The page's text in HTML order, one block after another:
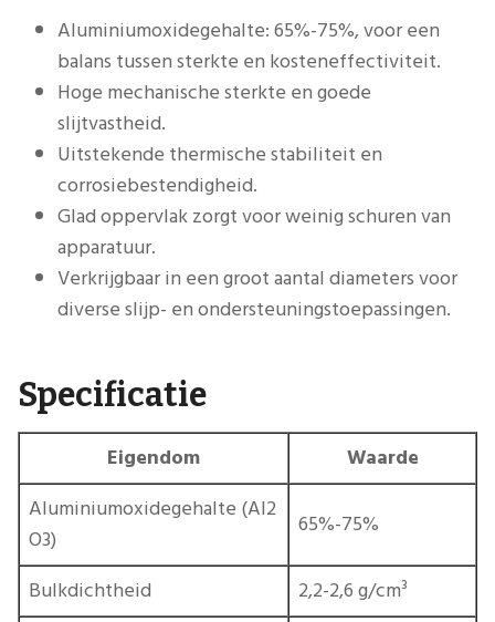
Aluminiumoxidegehalte: 65%-75%, voor een
balans tussen sterkte en kosteneffectiviteit.
Hoge mechanische sterkte en goede
slijtvastheid.
Uitstekende thermische stabiliteit en
corrosiebestendigheid.
Glad oppervlak zorgt voor weinig schuren van
apparatuur.
Verkrijgbaar in een groot aantal diameters voor
diverse slijp- en ondersteuningstoepassingen.
Specificatie
Eigendom
Waarde
Aluminiumoxidegehalte (Al2
O3)
65%-75%
Bulkdichtheid 2,2-2,6 g/cm³